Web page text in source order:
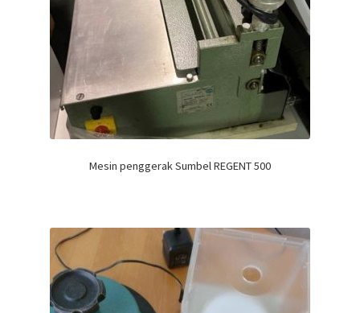
Mesin penggerak Sumbel REGENT 500